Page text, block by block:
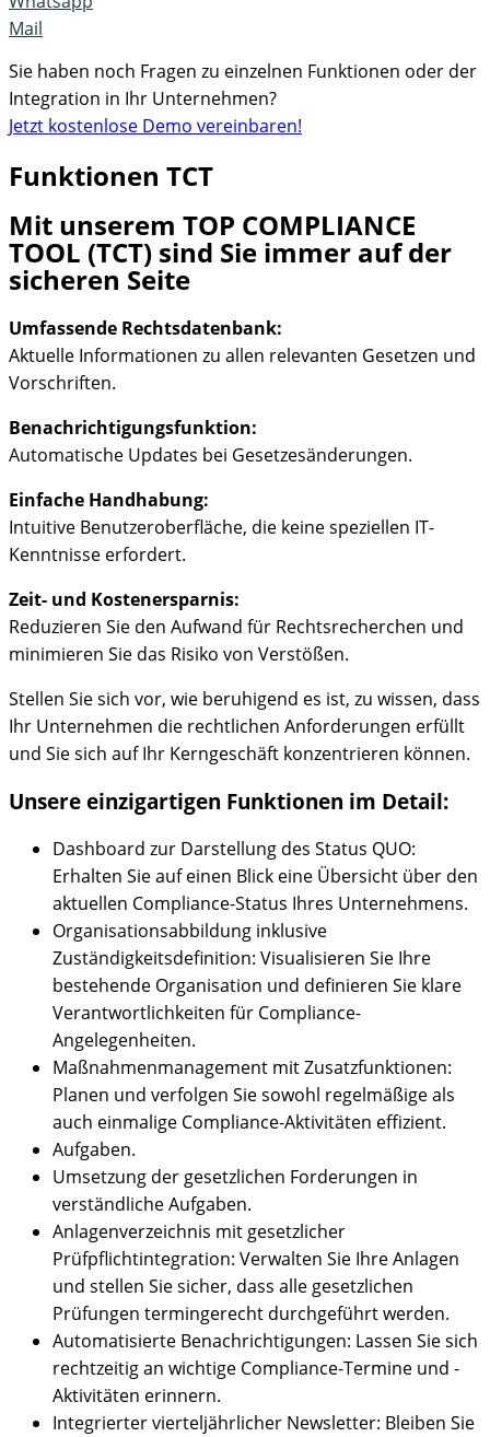
Mail
Sie haben noch Fragen zu einzelnen Funktionen oder der
Integration in Ihr Unternehmen?
Jetzt kostenlose Demo vereinbaren!
Funktionen TCT
Mit unserem TOP COMPLIANCE
TOOL (TCT) sind Sie immer auf der
sicheren Seite
Umfassende Rechtsdatenbank:
Aktuelle Informationen zu allen relevanten Gesetzen und
Vorschriften.
Benachrichtigungsfunktion:
Automatische Updates bei Gesetzesänderungen.
Einfache Handhabung:
Intuitive Benutzeroberfläche, die keine speziellen IT-
Kenntnisse erfordert.
Zeit- und Kostenersparnis:
Reduzieren Sie den Aufwand für Rechtsrecherchen und
minimieren Sie das Risiko von Verstößen.
Stellen Sie sich vor, wie beruhigend es ist, zu wissen, dass
Ihr Unternehmen die rechtlichen Anforderungen erfüllt
und Sie sich auf Ihr Kerngeschäft konzentrieren können.
Unsere einzigartigen Funktionen im Detail:
Dashboard zur Darstellung des Status QUO:
Erhalten Sie auf einen Blick eine Übersicht über den
aktuellen Compliance-Status Ihres Unternehmens.
Organisationsabbildung inklusive
Zuständigkeitsdefinition: Visualisieren Sie Ihre
bestehende Organisation und definieren Sie klare
Verantwortlichkeiten für Compliance-
Angelegenheiten.
Maßnahmenmanagement mit Zusatzfunktionen:
Planen und verfolgen Sie sowohl regelmäßige als
auch einmalige Compliance-Aktivitäten effizient.
Aufgaben.
Umsetzung der gesetzlichen Forderungen in
verständliche Aufgaben.
Anlagenverzeichnis mit gesetzlicher
Prüfpflichtintegration: Verwalten Sie Ihre Anlagen
und stellen Sie sicher, dass alle gesetzlichen
Prüfungen termingerecht durchgeführt werden.
Automatisierte Benachrichtigungen: Lassen Sie sich
rechtzeitig an wichtige Compliance-Termine und -
Aktivitäten erinnern.
Integrierter vierteljährlicher Newsletter: Bleiben Sie